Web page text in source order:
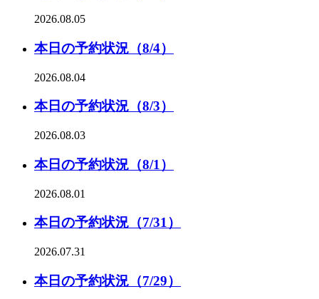
2026.08.05
本日の予約状況（8/4）
2026.08.04
本日の予約状況（8/3）
2026.08.03
本日の予約状況（8/1）
2026.08.01
本日の予約状況（7/31）
2026.07.31
本日の予約状況（7/29）